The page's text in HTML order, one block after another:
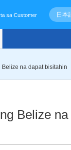
sa Customer 日本
na dapat bisitahin
Belize na